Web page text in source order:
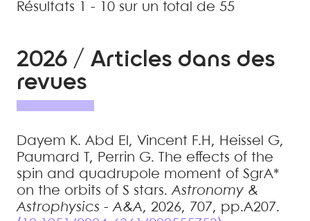
Résultats 1 - 10 sur un total de 55
2026 / Articles dans des
revues
Dayem K. Abd El , Vincent F.H , Heissel G,
Paumard
, Perrin G.
The effects of the
spin and quadrupole moment of SgrA*
on the orbits of S stars.Astronomy &
Astrophysics - A&A, 2026, 707, pp.A207.